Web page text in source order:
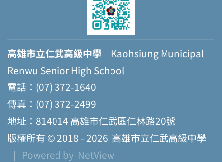
高雄市立仁武高級中學 Kaohsiung Municipal
Renwu Senior High School
電話：(07) 372-1640
傳真：(07) 372-2499
地址：814014 高雄市仁武區仁林路20號
版權所有 © 2018 - 2026 高雄市立仁武高級中學
| Powered by NetView